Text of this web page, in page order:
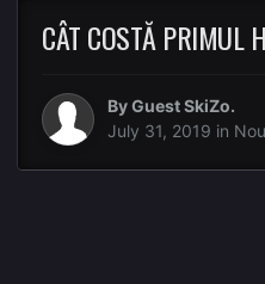
CÂT COSTĂ PRIMUL
By Guest SkiZo.
July 31, 2019 in